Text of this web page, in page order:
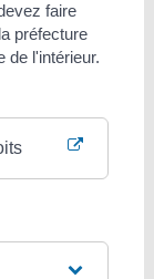
faire
préfecture
de l'intérieur.